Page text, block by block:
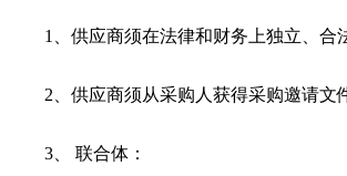
1、供应商须在法律和财务上独立、合
2、供应商须从采购人获得采购邀请文
3、 联合体：